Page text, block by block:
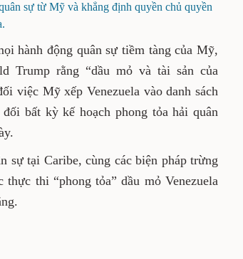
sự từ Mỹ và khẳng định quyền chủ quyền
hành động quân sự tiềm tàng của Mỹ,
Trump rằng “dầu mỏ và tài sản của
việc Mỹ xếp Venezuela vào danh sách
bất kỳ kế hoạch phong tỏa hải quân
sự tại Caribe, cùng các biện pháp trừng
thi “phong tỏa” dầu mỏ Venezuela